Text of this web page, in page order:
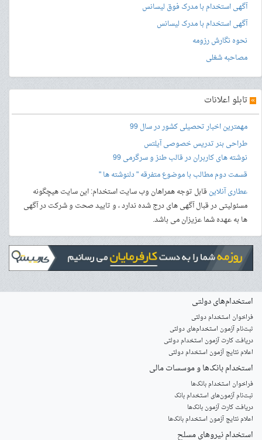
آگهی استخدام با مدرک فوق لیسانس
آگهی استخدام با مدرک لیسانس
نحوه نگارش رزومه
مصاحبه شغلی
» تابلو اعلانات
مهمترین اخبار تحصیلی کشور در سال 99
طراحی بنرتدریس خصوصی آیلتس
نوشته های کاربران در قالب طنز و سرگرمی 99
قسمت دوم مطالب با موضوع متفرقه " دلنوشته ها "
عطاری آنلاینقابل توجه همراهان وب سایت استخدام: این سایت هیچگونه
مسئولیتی در قبال آگهی های درج شده ندارد ، و تایید صحت و شرکت در آگهی
ها به عهده شما عزیزان می باشد.
استخدام‌های دولتی
فراخوان استخدام دولتی
ثبت‌نام آزمون‌ استخدام‌های دولتی
دریافت کارت آزمون استخدام دولتی
اعلام نتایج آزمون استخدام دولتی
استخدام‌ بانک‌ها و موسسات مالی
فراخوان استخدام بانک‌ها
‌ثبت‌نام آزمون‌های استخدام بانک
دریافت کارت آزمون بانک‌ها
اعلام نتایج آزمون استخدام بانک‌ها
استخدام‌ نیروهای مسلح